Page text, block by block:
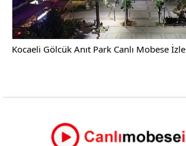
Kocaeli Gölcük Anıt Park Canlı Mobese İzle